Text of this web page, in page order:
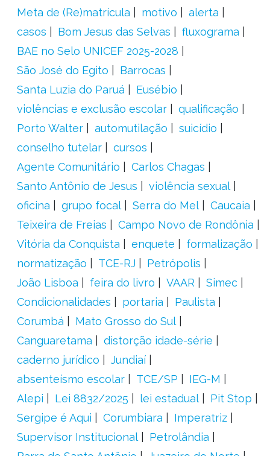
Meta de (Re)matrícula
motivo
alerta
casos
Bom Jesus das Selvas
fluxograma
BAE no Selo UNICEF 2025-2028
São José do Egito
Barrocas
Santa Luzia do Paruá
Eusébio
violências e exclusão escolar
qualificação
Porto Walter
automutilação
suicídio
conselho tutelar
cursos
Agente Comunitário
Carlos Chagas
Santo Antônio de Jesus
violência sexual
oficina
grupo focal Serra do Mel
Caucaia
Teixeira de Freias
Campo Novo de Rondônia
Vitória da Conquista
enquete
formalização
normatização
TCE-RJ
Petrópolis
João Lisboa
feira do livro VAAR
Simec
Condicionalidades
portaria
Paulista
Corumbá
Mato Grosso do Sul
Canguaretama
distorção idade-série
caderno jurídico
Jundiaí
absenteísmo escolar
TCE/SP
IEG-M
Alepi
Lei 8832/2025 lei estadual
Pit Stop
Sergipe é Aqui
Corumbiara
Imperatriz
Supervisor Institucional
Petrolândia